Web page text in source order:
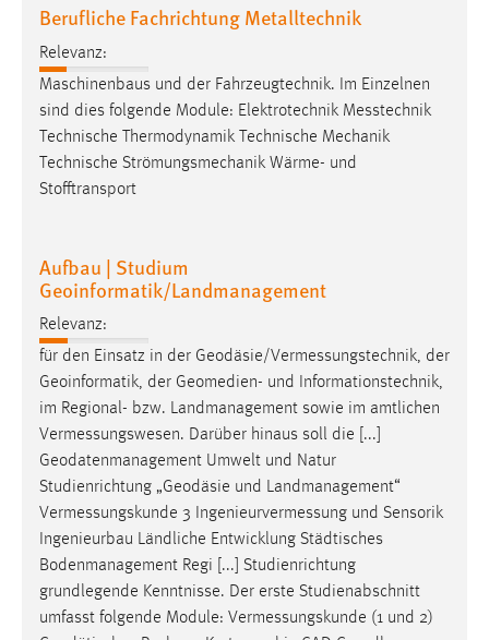
Berufliche Fachrichtung Metalltechnik
Relevanz:
Maschinenbaus und der Fahrzeugtechnik. Im Einzelnen
sind dies folgende Module: Elektrotechnik Messtechnik
Technische Thermodynamik Technische Mechanik
Technische Strömungsmechanik Wärme- und
Stofftransport
Aufbau | Studium
Geoinformatik/Landmanagement
Relevanz:
für den Einsatz in der Geodäsie/Vermessungstechnik, der
Geoinformatik, der Geomedien- und Informationstechnik,
im Regional- bzw. Landmanagement sowie im amtlichen
Vermessungswesen. Darüber hinaus soll die [...]
Geodatenmanagement Umwelt und Natur
Studienrichtung „Geodäsie und Landmanagement“
Vermessungskunde 3 Ingenieurvermessung und Sensorik
Ingenieurbau Ländliche Entwicklung Städtisches
Bodenmanagement Regi [...] Studienrichtung
grundlegende Kenntnisse. Der erste Studienabschnitt
umfasst folgende Module: Vermessungskunde (1 und 2)